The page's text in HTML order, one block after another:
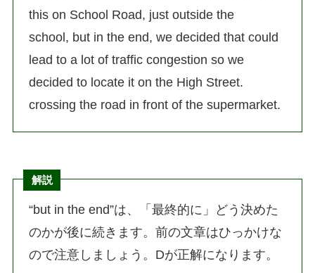
this on School Road, just outside the
school, but in the end, we decided that could
lead to a lot of traffic congestion so we
decided to locate it on the High Street.
crossing the road in front of the supermarket.
解説
“but in the end”は、「最終的に」どう決めた
のかが後に続きます。前の文章はひっかけな
ので注意しましょう。Dが正解になります。